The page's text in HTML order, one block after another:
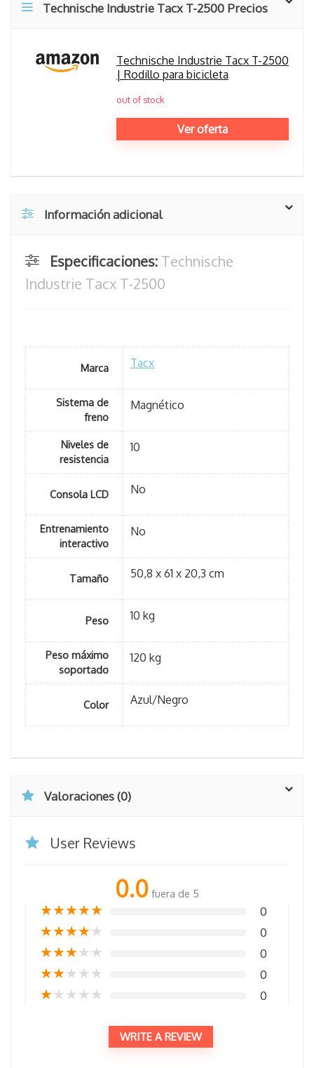
Technische Industrie Tacx T-2500 Precios
Technische Industrie Tacx T-2500
| Rodillo para bicicleta
out of stock
Ver oferta
Información adicional
Especificaciones: Technische
Industrie Tacx T-2500
Marca Tacx
Sistema de
freno
Magnético
Niveles de
resistencia
10
Consola LCD No
Entrenamiento
interactivo
No
Tamaño 50,8 x 61 x 20,3 cm
Peso 10 kg
Peso máximo
soportado
120 kg
Color Azul/Negro
Valoraciones (0)
User Reviews
0.0 fuera de 5
★★★★★ 0
★★★★★ 0
★★★★★ 0
★★★★★ 0
★★★★★ 0
WRITE A REVIEW